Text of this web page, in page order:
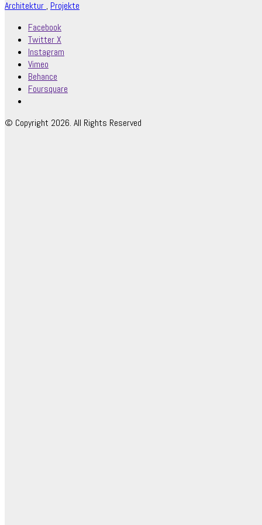
Architektur , Projekte
Facebook
Twitter X
Instagram
Vimeo
Behance
Foursquare
© Copyright 2026. All Rights Reserved